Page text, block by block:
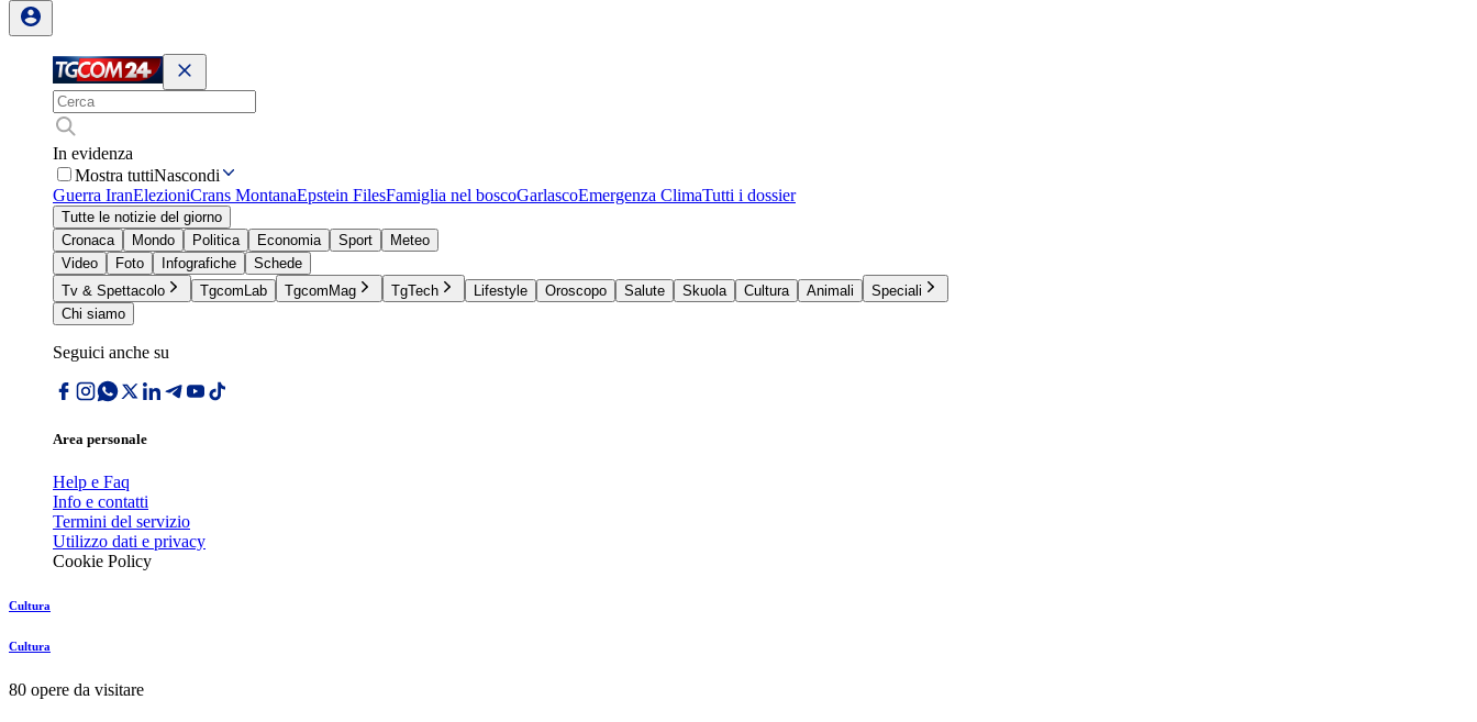
In evidenza
Mostra tuttiNascondi
Guerra IranElezioniCrans MontanaEpstein FilesFamiglia nel boscoGarlascoEmergenza ClimaTutti i dossier
Tutte le notizie del giorno
Cronaca
Mondo Politica Economia Sport
Meteo
Video
Foto Infografiche
Schede
Tv & Spettacolo
TgcomLab TgcomMag TgTech Lifestyle Oroscopo Salute Skuola Cultura Animali
Speciali
Chi siamo
Seguici anche su
Area personale
Help e Faq
Info e contatti
Termini del servizio
Utilizzo dati e privacy
Cookie Policy
Cultura
Cultura
80 opere da visitare